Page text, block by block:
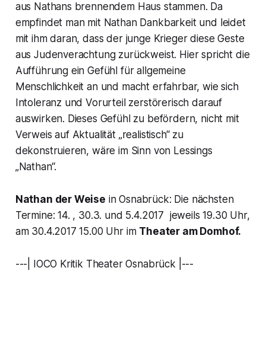
aus Nathans brennendem Haus stammen. Da
empfindet man mit Nathan Dankbarkeit und leidet
mit ihm daran, dass der junge Krieger diese Geste
aus Judenverachtung zurückweist. Hier spricht die
Aufführung ein Gefühl für allgemeine
Menschlichkeit an und macht erfahrbar, wie sich
Intoleranz und Vorurteil zerstörerisch darauf
auswirken. Dieses Gefühl zu befördern, nicht mit
Verweis auf Aktualität „realistisch“ zu
dekonstruieren, wäre im Sinn von Lessings
„Nathan“.
Nathan der Weise in Osnabrück: Die nächsten
Termine: 14. , 30.3. und 5.4.2017 jeweils 19.30 Uhr,
am 30.4.2017 15.00 Uhr im Theater am Domhof.
---| IOCO Kritik Theater Osnabrück |---